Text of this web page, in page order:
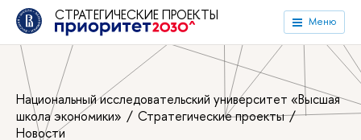
СТРАТЕГИЧЕСКИЕ ПРОЕКТЫ Меню
Национальный исследовательский университет «Высшая
школа экономики»
Стратегические проекты
Новости